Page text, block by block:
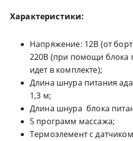
Характеристики:
Напряжение: 12В (от
220В (при помощи блока
идет в комплекте);
Длина шнура питания
1,3 м;
Длина шнура блока
5 программ массажа;
Термоэлемент с